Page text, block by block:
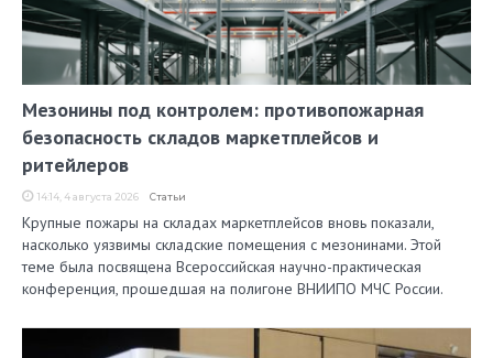
Мезонины под контролем: противопожарная
безопасность складов маркетплейсов и
ритейлеров
14:14, 4 августа 2026 Статьи
Крупные пожары на складах маркетплейсов вновь показали,
насколько уязвимы складские помещения с мезонинами. Этой
теме была посвящена Всероссийская научно-практическая
конференция, прошедшая на полигоне ВНИИПО МЧС России.